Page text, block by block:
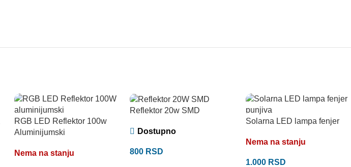
RGB LED Reflektor 100w
Aluminijumski
Nema na stanju
Reflektor 20w SMD
Dostupno
800 RSD
Solarna LED lampa fenjer
Nema na stanju
1.000 RSD